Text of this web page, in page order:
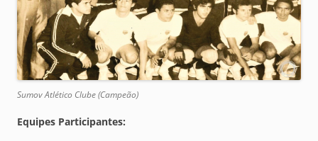
Sumov Atlético Clube (Campeão)
Equipes Participantes: